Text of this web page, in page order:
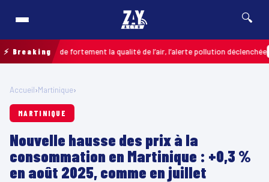
🔍
⚡ Breaking
dégrade fortement la qualité de l’air, l’alerte pollution déclenchée
Accueil›Martinique›
MARTINIQUE
Nouvelle hausse des prix à la
consommation en Martinique : +0,3 %
en août 2025, comme en juillet